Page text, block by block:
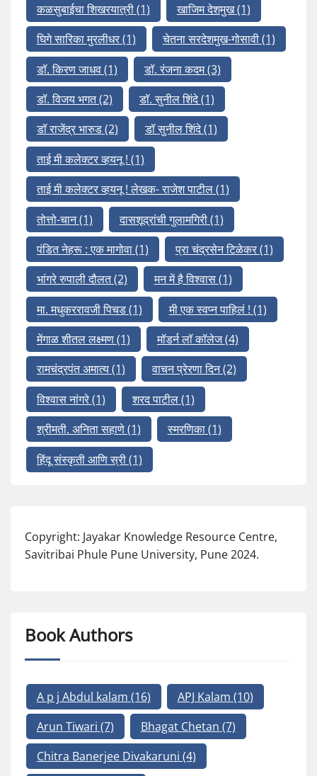
कळसुबाईचा शिखरयात्री(1) खाजिम देशमुख(1)
घिगे सारिका मुरलीधर(1) चेतना सरदेशमुख-गोसावी(1)
डॉ. किरण जाधव(1) डॉ. रंजना कदम(3)
डॉ. विजय भगत(2) डॉ. सुनील शिंदे(1)
डॉ राजेंद्र भारुड(2) डॉ सुनील शिंदे(1)
ताई मी कलेक्टर व्हयनू ! (1)
ताई मी कलेक्टर व्हयनू ! लेखक- राजेश पाटील(1)
तोत्तो-चान(1) दासशूद्रांची गुलामगिरी(1)
पंडित नेहरू : एक मागोवा(1) प्रा चंद्रसेन टिळेकर(1)
भांगरे रुपाली दौलत(2) मन में है विश्वास(1)
मा. मधुकररावजी पिचड(1) मी एक स्वप्न पाहिलं ! (1)
मेंगाळ शीतल लक्ष्मण(1) मॉडर्न लॉ कॉलेज(4)
रामचंद्रपंत अमात्य(1) वाचन प्रेरणा दिन(2)
विश्वास नांगरे(1) शरद पाटील(1)
श्रीमती. अनिता सहाणे(1) स्मरणिका(1)
हिंदू संस्कृती आणि स्री(1)
Copyright: Jayakar Knowledge Resource Centre,
Savitribai Phule Pune University, Pune 2024.
Book Authors
A p j Abdul kalam (16) APJ Kalam (10)
Arun Tiwari (7) Bhagat Chetan (7)
Chitra Banerjee Divakaruni (4)